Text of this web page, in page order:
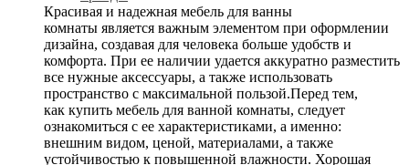
Красивая и надежная мебель для ванны
комнаты является важным элементом при оформлении
дизайна, создавая для человека больше удобств и
комфорта. При ее наличии удается аккуратно разместить
все нужные аксессуары, а также использовать
пространство с максимальной пользой.Перед тем,
как купить мебель для ванной комнаты, следует
ознакомиться с ее характеристиками, а именно:
внешним видом, ценой, материалами, а также
устойчивостью к повышенной влажности. Хорошая